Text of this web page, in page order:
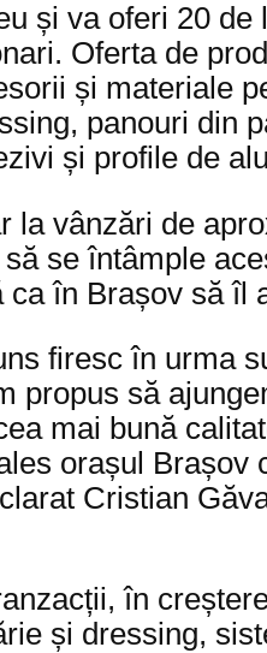
și va oferi 20 de
Oferta de
și materiale
panouri din
și profile de
la vânzări de
se întâmple
în Brașov să îl
firesc în urma
propus să
mai bună
orașul Brașov
Cristian
în
și dressing,